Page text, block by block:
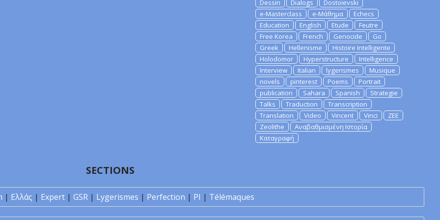
Dessin
Dialogs
Dostoievski
e-Masterclass
e-Μάθημα
Echecs
Education
English Etude
Feutre
Free Korea
French Genocide
Go
Greek
Hellenisme
Histoire Intelligente
Holodomor
Hyperstructure
Intelligence
Interview
Italian lygerismes
Musique
novels
pinterest Poems
Portrait
publication
Sahara Spanish
Strategie
Talks
Traduction
Transcription
Translation
Video Vincent Vinci
ZEE
Zeolithe
Αναβαθμισμένη Ιστορία
Καταγραφή
SECTIONS
| Ελλάς | Expert | GSR | Lygerismes | Perfection | PI | Télémaques